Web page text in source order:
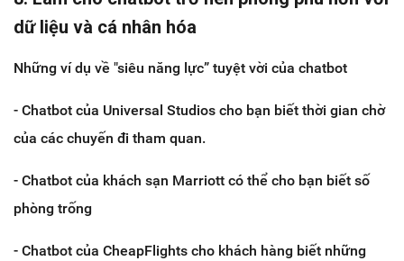
dữ liệu và cá nhân hóa
Những ví dụ về "siêu năng lực” tuyệt vời của chatbot
- Chatbot của Universal Studios cho bạn biết thời gian chờ
của các chuyến đi tham quan.
- Chatbot của khách sạn Marriott có thể cho bạn biết số
phòng trống
- Chatbot của CheapFlights cho khách hàng biết những